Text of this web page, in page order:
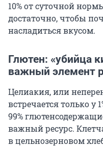
10% от суточной
достаточно, чтобы
насладиться вкусом.
Глютен: «убийца
важный элемент
Целиакия, или
встречается только у
99%
важный ресурс.
в цельнозерновом